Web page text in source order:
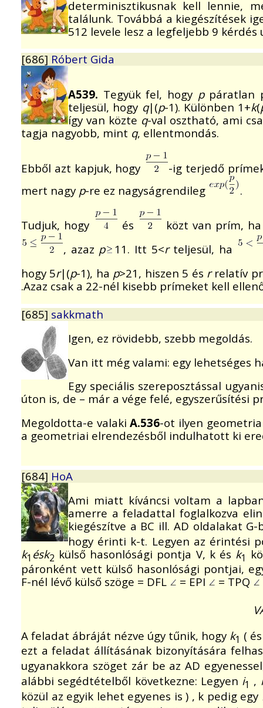
determinisztikusnak kell lennie,
találunk. Továbbá a kiegészítések
512 levele lesz a legfeljebb 9 kérdés
[686] Róbert Gida
A539. Tegyük fel, hogy ppáratlan
teljesül, hogy q|(p-1). Különben 1+k(
így van közte q-val osztható, ami
tagja nagyobb, mint q, ellentmondás.
Ebből azt kapjuk, hogy
-ig terjedő
mert nagy p-re ez nagyságrendileg .
Tudjuk, hogy és
közt van prím,
, azaz p 11. Itt 5<rteljesül, ha
hogy 5r|(p-1), ha p>21, hiszen 5 és rrelatív
.Azaz csak a 22-nél kisebb prímeket kell
[685] sakkmath
Igen, ez rövidebb, szebb megoldás.
Van itt még valami: egy lehetséges
Egy speciális szereposztással
úton is, de – már a vége felé, egyszerűsítési
Megoldotta-e valakiA.536-ot ilyen
a geometriai elrendezésből indulhatott ki
[684] HoA
Ami miatt kíváncsi voltam a
amerre a feladattal foglalkozva
kiegészítve a BC ill. AD oldalakat
hogy érinti k-t. Legyen az érintési
k1 ésk2 külső hasonlósági pontja V, k és k1
páronként vett külső hasonlósági pontjai,
F-nél lévő külső szöge = DFL
= EPI = TPQ
A feladat ábráját nézve úgy tűnik, hogy k1 (
ezt a feladat állításának bizonyítására
ugyanakkora szöget zár be az AD
alábbi segédtételből következne: Legyen i1 , i
közül az egyik lehet egyenes is ) , k pedig egy